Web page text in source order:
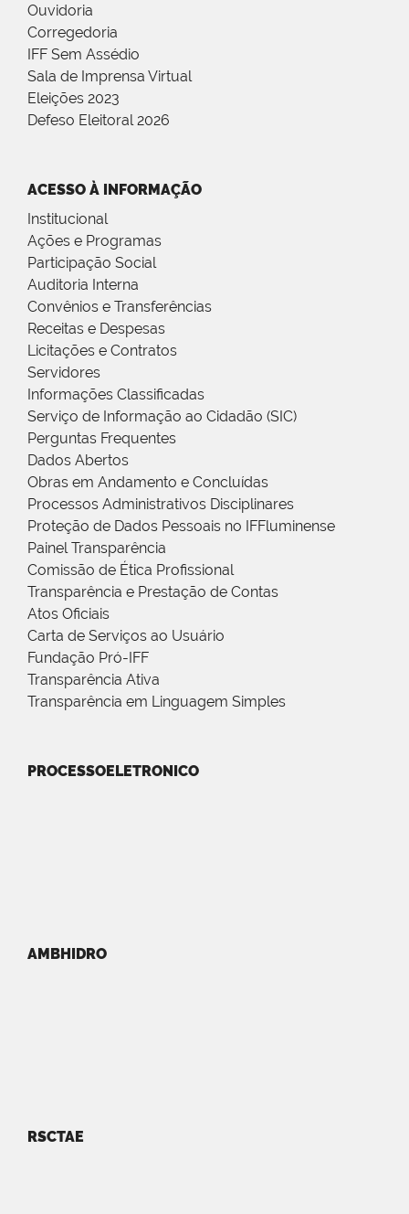
Ouvidoria
Corregedoria
IFF Sem Assédio
Sala de Imprensa Virtual
Eleições 2023
Defeso Eleitoral 2026
ACESSO À INFORMAÇÃO
Institucional
Ações e Programas
Participação Social
Auditoria Interna
Convênios e Transferências
Receitas e Despesas
Licitações e Contratos
Servidores
Informações Classificadas
Serviço de Informação ao Cidadão (SIC)
Perguntas Frequentes
Dados Abertos
Obras em Andamento e Concluídas
Processos Administrativos Disciplinares
Proteção de Dados Pessoais no IFFluminense
Painel Transparência
Comissão de Ética Profissional
Transparência e Prestação de Contas
Atos Oficiais
Carta de Serviços ao Usuário
Fundação Pró-IFF
Transparência Ativa
Transparência em Linguagem Simples
PROCESSOELETRONICO
AMBHIDRO
RSCTAE